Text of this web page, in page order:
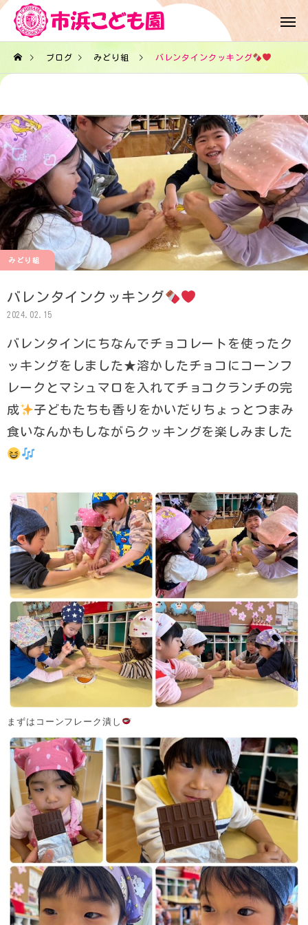
ブログ みどり組 バレンタインクッキング
みどり組
バレンタインクッキング
2024.02.15
バレンタインにちなんでチョコレートを使ったク
ッキングをしました★溶かしたチョコにコーンフ
レークとマシュマロを入れてチョコクランチの完
成
子どもたちも香りをかいだりちょっとつまみ
食いなんかもしながらクッキングを楽しみました
まずはコーンフレーク潰し